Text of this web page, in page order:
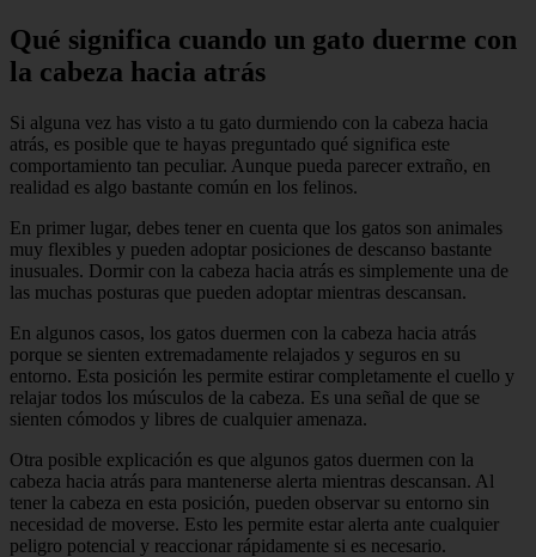
Qué significa cuando un gato duerme con
la cabeza hacia atrás
Si alguna vez has visto a tu gato durmiendo con la cabeza hacia
atrás, es posible que te hayas preguntado qué significa este
comportamiento tan peculiar. Aunque pueda parecer extraño, en
realidad es algo bastante común en los felinos.
En primer lugar, debes tener en cuenta que los gatos son animales
muy flexibles y pueden adoptar posiciones de descanso bastante
inusuales. Dormir con la cabeza hacia atrás es simplemente una de
las muchas posturas que pueden adoptar mientras descansan.
En algunos casos, los gatos duermen con la cabeza hacia atrás
porque se sienten extremadamente relajados y seguros en su
entorno. Esta posición les permite estirar completamente el cuello y
relajar todos los músculos de la cabeza. Es una señal de que se
sienten cómodos y libres de cualquier amenaza.
Otra posible explicación es que algunos gatos duermen con la
cabeza hacia atrás para mantenerse alerta mientras descansan. Al
tener la cabeza en esta posición, pueden observar su entorno sin
necesidad de moverse. Esto les permite estar alerta ante cualquier
peligro potencial y reaccionar rápidamente si es necesario.